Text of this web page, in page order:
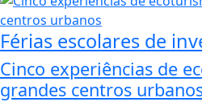
Férias escolares de
Cinco experiências de
grandes centros